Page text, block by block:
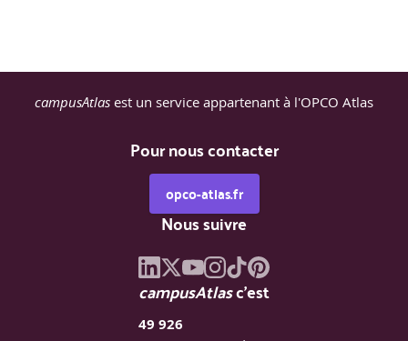
campusAtlas est un service appartenant à l'OPCO Atlas
Pour nous contacter
opco-atlas.fr
Nous suivre
campusAtlasc'est
49 926